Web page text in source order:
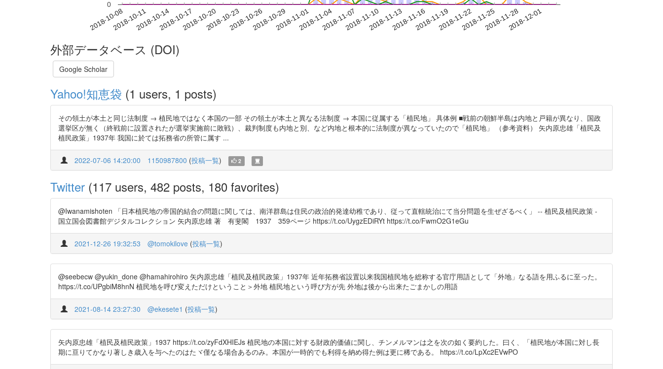
2018-10-082018-10-112018-10-142018-10-172018-10-202018-10-232018-10-262018-10-292018-11-012018-11-042018-11-072018-11-102018-11-132018-11-162018-11-192018-11-222018-11-252018-11-282018-12-01
0
外部データベース (DOI)
Google Scholar
Yahoo!知恵袋 (1 users, 1 posts)
その領土が本土と同じ法制度 → 植民地ではなく本国の一部 その領土が本土と異なる法制度 → 本国に従属する「植民地」 具体例 ■戦前の朝鮮半島は内地と戸籍が異なり、国政
選挙区が無く（終戦前に設置されたが選挙実施前に敗戦）、裁判制度も内地と別、など内地と根本的に法制度が異なっていたので「植民地」 （参考資料） 矢内原忠雄「植民及
植民政策」1937年 我国に於ては拓務省の所管に属す ...
2022-07-06 14:20:00 1150987800 (投稿一覧) 2
Twitter (117 users, 482 posts, 180 favorites)
@Iwanamishoten 「日本植民地の帝国的結合の問題に関しては、南洋群島は住民の政治的発達幼稚であり、従って直轄統治にて当分問題を生ぜざるべく」 -- 植民及植民政策 -
国立国会図書館デジタルコレクション 矢内原忠雄 著 有斐閣 1937 359ページ https://t.co/UygzEDiRYt https://t.co/FwmO2G1eGu
2021-12-26 19:32:53 @tomokilove (投稿一覧)
@seebecw @yukin_done @hamahirohiro 矢内原忠雄「植民及植民政策」1937年 近年拓務省設置以来我国植民地を総称する官庁用語として「外地」なる語を用ふるに至った。
https://t.co/UPgbiM8hnN 植民地を呼び変えただけということ＞外地 植民地という呼び方が先 外地は後から出来たごまかしの用語
2021-08-14 23:27:30 @ekesete1 (投稿一覧)
矢内原忠雄「植民及植民政策」1937 https://t.co/zyFdXHIEJs 植民地の本国に対する財政的価値に関し、チンメルマンは之を次の如く要約した。曰く、「植民地が本国に対し長
期に亘りてかなり著しき歳入を与へたのはたヾ僅なる場合あるのみ。本国が一時的でも利得を納め得た例は更に稀である。 https://t.co/LpXc2EVwPO